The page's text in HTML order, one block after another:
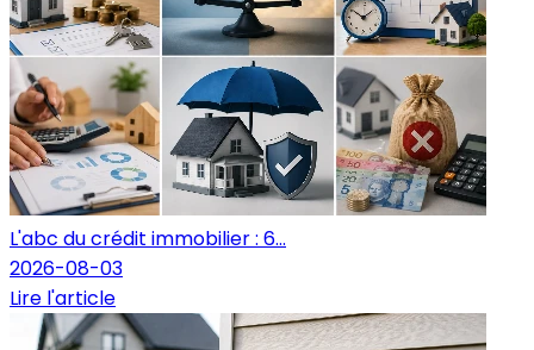
L'abc du crédit immobilier : 6...
2026-08-03
Lire l'article